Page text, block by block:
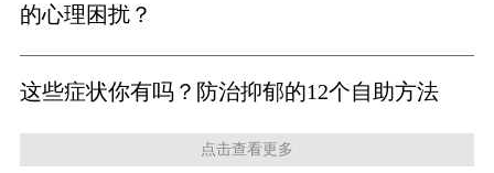
的心理困扰？
这些症状你有吗？防治抑郁的12个自助方法
点击查看更多